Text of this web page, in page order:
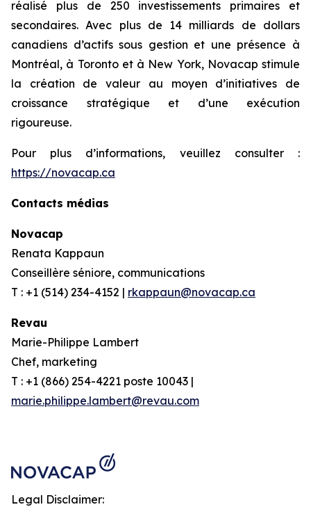
réalisé plus de 250 investissements primaires et
secondaires. Avec plus de 14 milliards de dollars
canadiens d’actifs sous gestion et une présence à
Montréal, à Toronto et à New York, Novacap stimule
la création de valeur au moyen d’initiatives de
croissance stratégique et d’une exécution
rigoureuse.
Pour plus d’informations, veuillez consulter :
https://novacap.ca
Contacts médias
Novacap
Renata Kappaun
Conseillère séniore, communications
T : +1 (514) 234-4152 | rkappaun@novacap.ca
Revau
Marie-Philippe Lambert
Chef, marketing
T : +1 (866) 254-4221 poste 10043 |
marie.philippe.lambert@revau.com
Legal Disclaimer: